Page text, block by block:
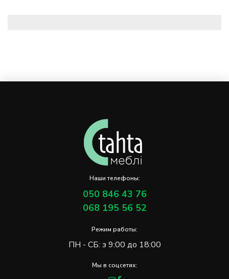
Наши телефоны:
050 846 43 76
068 195 56 52
Режим работы:
ПН - СБ: з 9:00 до 18:00
Мы в соцсетях: